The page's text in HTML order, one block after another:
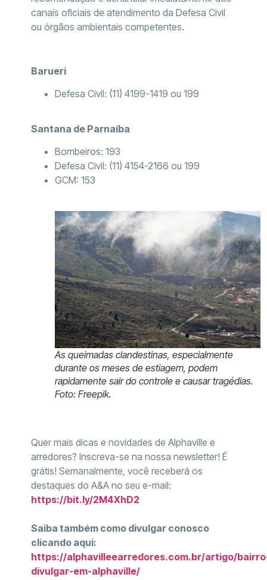
canais oficiais de atendimento da Defesa Civil
ou órgãos ambientais competentes.
Barueri
Defesa Civil: (11) 4199-1419 ou 199
Santana de Parnaíba
Bombeiros: 193
Defesa Civil: (11) 4154-2166 ou 199
GCM: 153
As queimadas clandestinas, especialmente
durante os meses de estiagem, podem
rapidamente sair do controle e causar tragédias.
Foto: Freepik.
Quer mais dicas e novidades de Alphaville e
arredores? Inscreva-se na nossa newsletter! É
grátis! Semanalmente, você receberá os
destaques do A&A no seu e-mail:
https://bit.ly/2M4XhD2
Saiba também como divulgar conosco
clicando aqui:
https://alphavilleearredores.com.br/artigo/
divulgar-em-alphaville/